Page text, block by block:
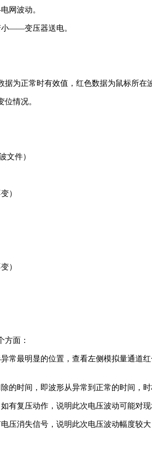
网波动。
小——变压器送电。
为正常时有效值，红色数据为鼠标所在
情况。
文件）
）
）
方面：
常最明显的位置，查看左侧模拟量通道
的时间，即波形从异常到正常的时间，时
有复压动作，说明此次电压波动可能对
压消失信号，说明此次电压波动幅度较